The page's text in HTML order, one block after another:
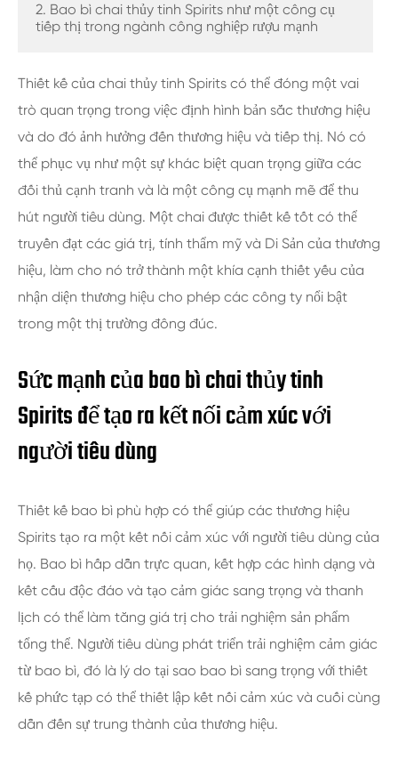
2. Bao bì chai thủy tinh Spirits như một công cụ
tiếp thị trong ngành công nghiệp rượu mạnh
Thiết kế của chai thủy tinh Spirits có thể đóng một vai
trò quan trọng trong việc định hình bản sắc thương hiệu
và do đó ảnh hưởng đến thương hiệu và tiếp thị. Nó có
thể phục vụ như một sự khác biệt quan trọng giữa các
đối thủ cạnh tranh và là một công cụ mạnh mẽ để thu
hút người tiêu dùng. Một chai được thiết kế tốt có thể
truyền đạt các giá trị, tính thẩm mỹ và Di Sản của thương
hiệu, làm cho nó trở thành một khía cạnh thiết yếu của
nhận diện thương hiệu cho phép các công ty nổi bật
trong một thị trường đông đúc.
Sức mạnh của bao bì chai thủy tinh
Spirits để tạo ra kết nối cảm xúc với
người tiêu dùng
Thiết kế bao bì phù hợp có thể giúp các thương hiệu
Spirits tạo ra một kết nối cảm xúc với người tiêu dùng của
họ. Bao bì hấp dẫn trực quan, kết hợp các hình dạng và
kết cấu độc đáo và tạo cảm giác sang trọng và thanh
lịch có thể làm tăng giá trị cho trải nghiệm sản phẩm
tổng thể. Người tiêu dùng phát triển trải nghiệm cảm giác
từ bao bì, đó là lý do tại sao bao bì sang trọng với thiết
kế phức tạp có thể thiết lập kết nối cảm xúc và cuối cùng
dẫn đến sự trung thành của thương hiệu.